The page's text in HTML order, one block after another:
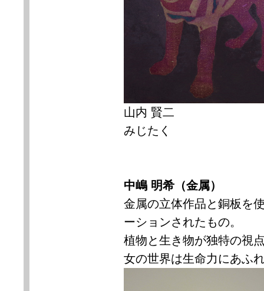
山内 賢二
みじたく
中嶋 明希（金属）
金属の立体作品と銅板を
ーションされたもの。
植物と生き物が独特の視
女の世界は生命力にあふ